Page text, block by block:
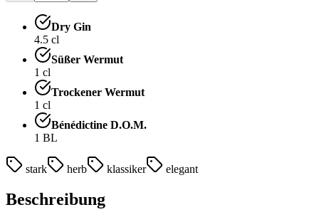
Dry Gin
4.5 cl
Süßer Wermut
1 cl
Trockener Wermut
1 cl
Bénédictine D.O.M.
1 BL
stark herb klassiker elegant
Beschreibung